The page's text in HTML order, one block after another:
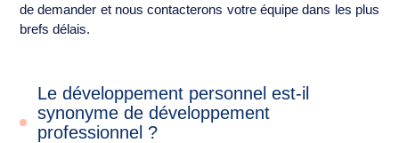
de demander et nous contacterons votre équipe dans les plus
brefs délais.
Le développement personnel est-il
synonyme de développement
professionnel ?